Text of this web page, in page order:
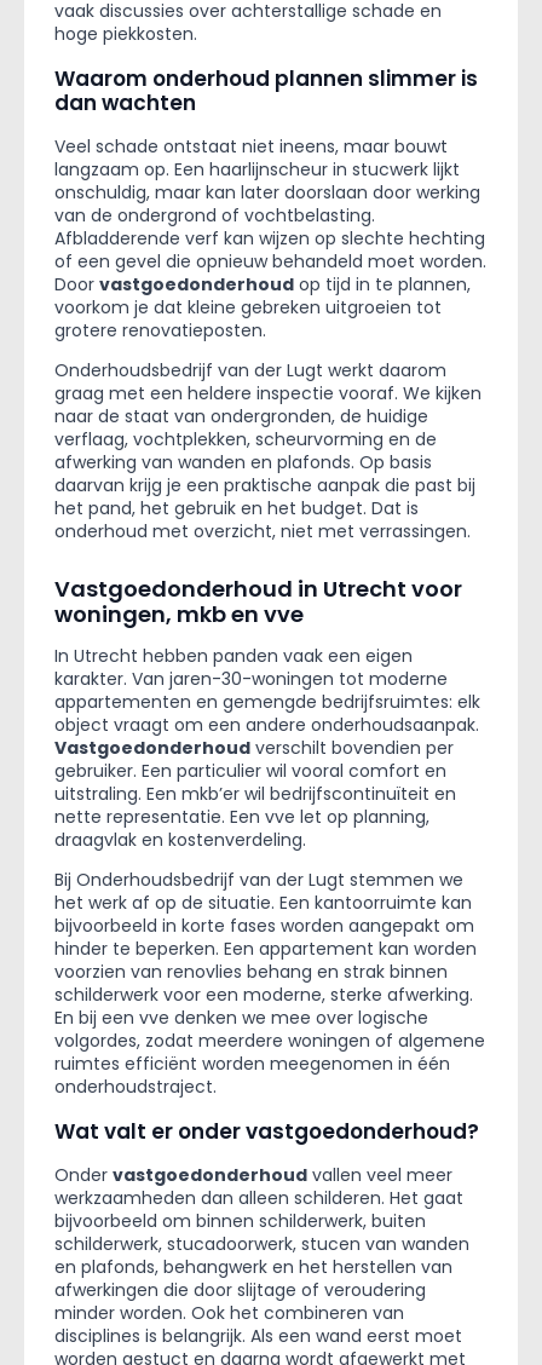
vaak discussies over achterstallige schade en
hoge piekkosten.
Waarom onderhoud plannen slimmer is
dan wachten
Veel schade ontstaat niet ineens, maar bouwt
langzaam op. Een haarlijnscheur in stucwerk lijkt
onschuldig, maar kan later doorslaan door werking
van de ondergrond of vochtbelasting.
Afbladderende verf kan wijzen op slechte hechting
of een gevel die opnieuw behandeld moet worden.
Door vastgoedonderhoud op tijd in te plannen,
voorkom je dat kleine gebreken uitgroeien tot
grotere renovatieposten.
Onderhoudsbedrijf van der Lugt werkt daarom
graag met een heldere inspectie vooraf. We kijken
naar de staat van ondergronden, de huidige
verflaag, vochtplekken, scheurvorming en de
afwerking van wanden en plafonds. Op basis
daarvan krijg je een praktische aanpak die past bij
het pand, het gebruik en het budget. Dat is
onderhoud met overzicht, niet met verrassingen.
Vastgoedonderhoud in Utrecht voor
woningen, mkb en vve
In Utrecht hebben panden vaak een eigen
karakter. Van jaren-30-woningen tot moderne
appartementen en gemengde bedrijfsruimtes: elk
object vraagt om een andere onderhoudsaanpak.
Vastgoedonderhoud verschilt bovendien per
gebruiker. Een particulier wil vooral comfort en
uitstraling. Een mkb’er wil bedrijfscontinuïteit en
nette representatie. Een vve let op planning,
draagvlak en kostenverdeling.
Bij Onderhoudsbedrijf van der Lugt stemmen we
het werk af op de situatie. Een kantoorruimte kan
bijvoorbeeld in korte fases worden aangepakt om
hinder te beperken. Een appartement kan worden
voorzien van renovlies behang en strak binnen
schilderwerk voor een moderne, sterke afwerking.
En bij een vve denken we mee over logische
volgordes, zodat meerdere woningen of algemene
ruimtes efficiënt worden meegenomen in één
onderhoudstraject.
Wat valt er onder vastgoedonderhoud?
Onder vastgoedonderhoud vallen veel meer
werkzaamheden dan alleen schilderen. Het gaat
bijvoorbeeld om binnen schilderwerk, buiten
schilderwerk, stucadoorwerk, stucen van wanden
en plafonds, behangwerk en het herstellen van
afwerkingen die door slijtage of veroudering
minder worden. Ook het combineren van
disciplines is belangrijk. Als een wand eerst moet
worden gestuct en daarna wordt afgewerkt met